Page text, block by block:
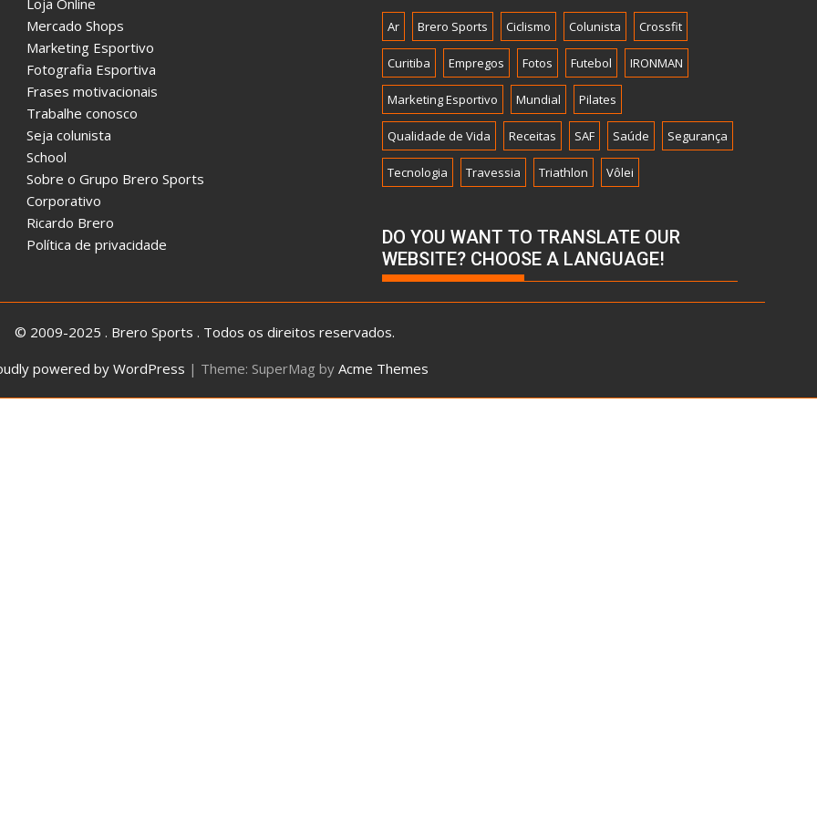
Loja Online
Mercado Shops
Marketing Esportivo
Fotografia Esportiva
Frases motivacionais
Trabalhe conosco
Seja colunista
School
Sobre o Grupo Brero Sports
Corporativo
Ricardo Brero
Política de privacidade
Ar Brero Sports Ciclismo Colunista Crossfit
Curitiba Empregos Fotos Futebol IRONMAN
Marketing Esportivo Mundial Pilates
Qualidade de Vida Receitas SAF Saúde Segurança
Tecnologia Travessia Triathlon Vôlei
DO YOU WANT TO TRANSLATE OUR
WEBSITE? CHOOSE A LANGUAGE!
© 2009-2025 . Brero Sports . Todos os direitos reservados.
powered by WordPress | Theme: SuperMag by Acme Themes